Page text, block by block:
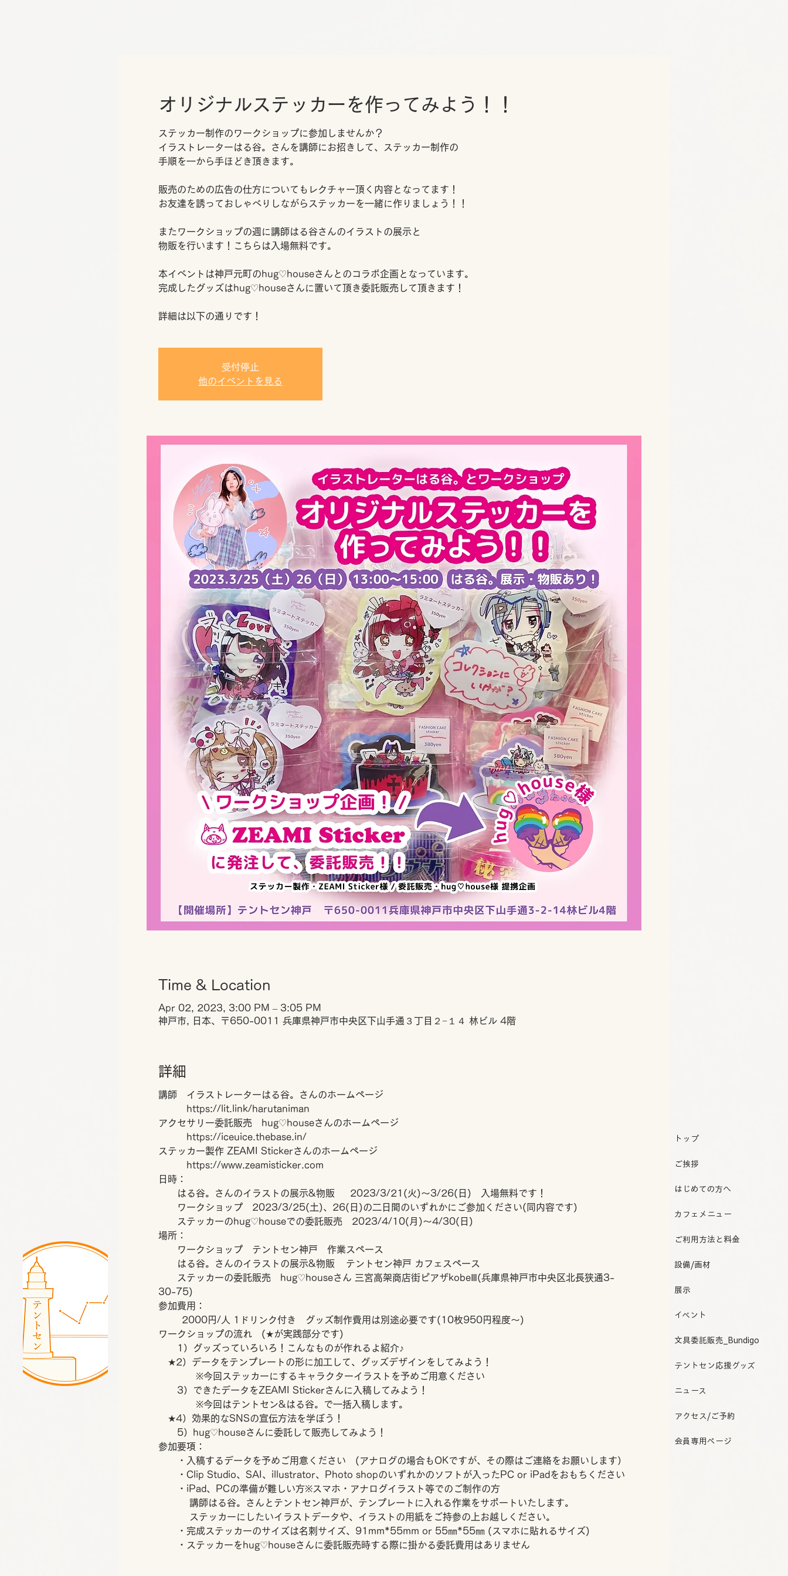
トップ
ご挨拶
はじめての方へ
カフェメニュー
ご利用方法と料金
設備/画材
展示
イベント
文具委託販売_Bundigo
テントセン応援グッズ
ニュース
アクセス/ご予約
会員専用ページ
オリジナルステッカーを作ってみよう！！
ステッカー制作のワークショップに参加しませんか？
イラストレーターはる谷。さんを講師にお招きして、ステッカー制作の
手順を一から手ほどき頂きます。
販売のための広告の仕方についてもレクチャー頂く内容となってます！
お友達を誘っておしゃべりしながらステッカーを一緒に作りましょう！！
またワークショップの週に講師はる谷さんのイラストの展示と
物販を行います！こちらは入場無料です。
本イベントは神戸元町のhug♡houseさんとのコラボ企画となっています。
完成したグッズはhug♡houseさんに置いて頂き委託販売して頂きます！
詳細は以下の通りです！
受付停止
他のイベントを見る
Time & Location
Apr 02, 2023, 3:00 PM – 3:05 PM
神戸市, 日本、〒650-0011 兵庫県神戸市中央区下山手通３丁目２−１４ 林ビル 4階
詳細
講師　イラストレーターはる谷。さんのホームページ
https://lit.link/harutaniman
アクセサリー委託販売　hug♡houseさんのホームページ
https://iceuice.thebase.in/
ステッカー製作 ZEAMI Stickerさんのホームページ
https://www.zeamisticker.com
日時：
はる谷。さんのイラストの展示&物販　  2023/3/21(火)～3/26(日)　入場無料です！
ワークショップ　2023/3/25(土)、26(日)の二日間のいずれかにご参加ください(同内容です)
ステッカーのhug♡houseでの委託販売　2023/4/10(月)～4/30(日)
場所：
ワークショップ　テントセン神戸　作業スペース
はる谷。さんのイラストの展示&物販　	テントセン神戸 カフェスペース
ステッカーの委託販売　hug♡houseさん 三宮高架商店街ピアザkobeⅢ(兵庫県神戸市中央区北長狭通3-
30-75)
参加費用：
	2000円/人 1ドリンク付き　グッズ制作費用は別途必要です(10枚950円程度～)
ワークショップの流れ　(★が実践部分です)
1）グッズっていろいろ！こんなものが作れるよ紹介♪
★2）データをテンプレートの形に加工して、グッズデザインをしてみよう！
※今回ステッカーにするキャラクターイラストを予めご用意ください
3）できたデータをZEAMI Stickerさんに入稿してみよう！
※今回はテントセン&はる谷。で一括入稿します。
★4）効果的なSNSの宣伝方法を学ぼう！
5）hug♡houseさんに委託して販売してみよう！
参加要項：
・入稿するデータを予めご用意ください　(アナログの場合もOKですが、その際はご連絡をお願いします）
・Clip Studio、SAI、illustrator、Photo shopのいずれかのソフトが入ったPC or iPadをおもちください
・iPad、PCの準備が難しい方※スマホ・アナログイラスト等でのご制作の方
講師はる谷。さんとテントセン神戸が、テンプレートに入れる作業をサポートいたします。
ステッカーにしたいイラストデータや、イラストの用紙をご持参の上お越しください。
・完成ステッカーのサイズは名刺サイズ、91mm*55mm or 55㎜*55㎜ (スマホに貼れるサイズ)
・ステッカーをhug♡houseさんに委託販売時する際に掛かる委託費用はありません